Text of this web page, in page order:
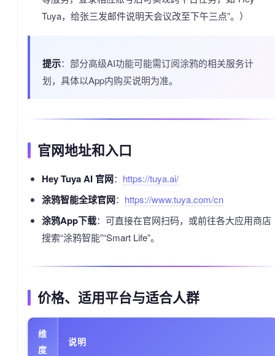
Tuya，给张三发邮件说明天会议改至下午三点”。）
提示：部分高级AI功能可能需订阅涂鸦的相关服务计
划，具体以App内购买说明为准。
官网地址和入口
Hey Tuya AI 官网： https://tuya.ai/
涂鸦智能全球官网： https://www.tuya.com/cn
涂鸦App下载：可直接在官网扫码，或前往各大应用商店
搜索“涂鸦智能”“Smart Life”。
价格、适用平台与适合人群
维
度
说明